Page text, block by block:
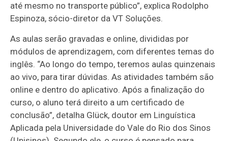
até mesmo no transporte público”, explica Rodolpho
Espinoza, sócio-diretor da VT Soluções.
As aulas serão gravadas e online, divididas por
módulos de aprendizagem, com diferentes temas do
inglês. “Ao longo do tempo, teremos aulas quinzenais
ao vivo, para tirar dúvidas. As atividades também são
online e dentro do aplicativo. Após a finalização do
curso, o aluno terá direito a um certificado de
conclusão”, detalha Glück, doutor em Linguística
Aplicada pela Universidade do Vale do Rio dos Sinos